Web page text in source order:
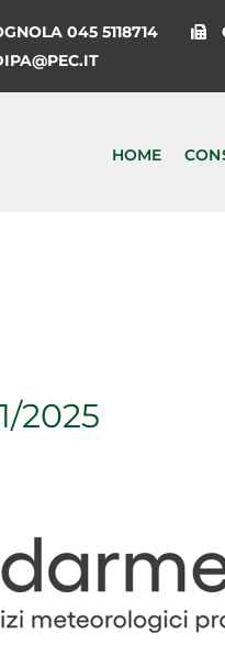
045 5118714
HOME
2025